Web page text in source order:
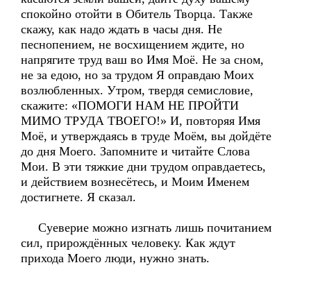
спокойно отойти в Обитель Творца. Также
скажу, как надо ждать в часы дня. Не
песнопением, не восхищением ждите, но
напрягите труд ваш во Имя Моё. Не за сном,
не за едою, но за трудом Я оправдаю Моих
возлюбленных. Утром, твердя семисловие,
скажите: «ПОМОГИ НАМ НЕ ПРОЙТИ
МИМО ТРУДА ТВОЕГО!» И, повторяя Имя
Моё, и утверждаясь в труде Моём, вы дойдёте
до дня Моего. Запомните и читайте Слова
Мои. В эти тяжкие дни трудом оправдаетесь,
и действием вознесётесь, и Моим Именем
достигнете. Я сказал.
Суеверие можно изгнать лишь почитанием
сил, прирождённых человеку. Как ждут
прихода Моего люди, нужно знать.